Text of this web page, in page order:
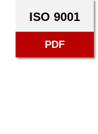
ISO 9001
PDF